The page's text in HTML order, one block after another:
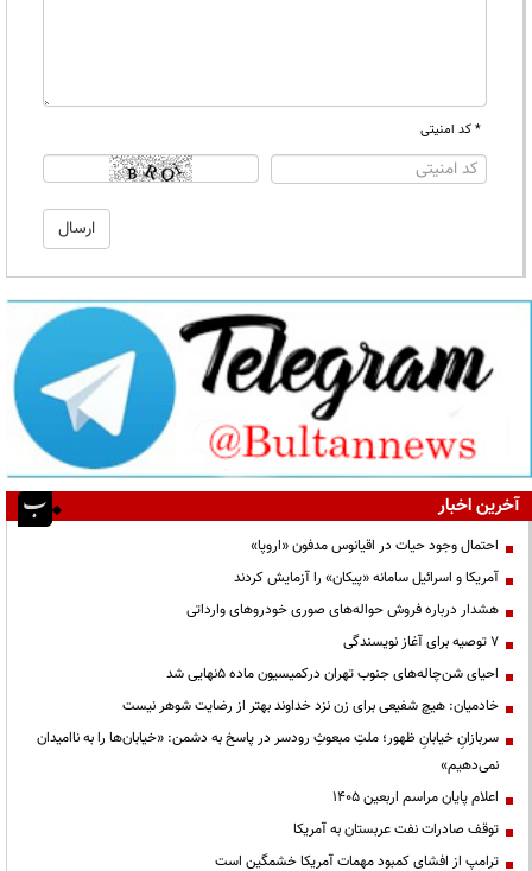
* کد امنیتی
آخرین اخبار
احتمال وجود حیات در اقیانوس مدفون «اروپا»
آمریکا و اسرائیل سامانه «پیکان» را آزمایش کردند
هشدار درباره فروش حواله‌های صوری خودروهای وارداتی
۷ توصیه برای آغاز نویسندگی
احیای شن‌چاله‌های جنوب تهران درکمیسیون ماده ۵نهایی شد
خادمیان: هیچ شفیعی برای زن نزد خداوند بهتر از رضایت شوهر نیست
سربازانِ خیابانِ ظهور؛ ملتِ مبعوثِ رودسر در پاسخ به دشمن: «خیابان‌ها را به ناامیدان
نمی‌دهیم»
اعلام پایان مراسم اربعین ۱۴۰۵
توقف صادرات نفت عربستان به آمریکا
ترامپ از افشای کمبود مهمات آمریکا خشمگین است